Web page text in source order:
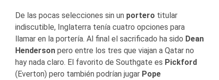
De las pocas selecciones sin un portero titular
indiscutible, Inglaterra tenía cuatro opciones para
llamar en la portería. Al final el sacrificado ha sido Dean
Henderson pero entre los tres que viajan a Qatar no
hay nada claro. El favorito de Southgate es Pickford
(Everton) pero también podrían jugar Pope